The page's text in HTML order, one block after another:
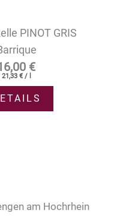
PINOT GRIS
€
21,33 €/
am Hochrhein